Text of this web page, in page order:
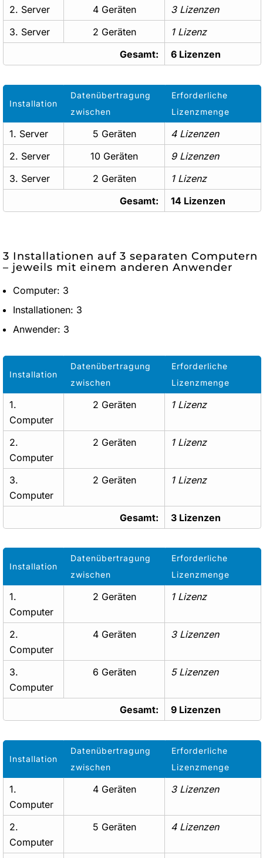
2. Server 4 Geräten
3 Lizenzen
3. Server
2 Geräten
1 Lizenz
Gesamt:
6 Lizenzen
Installation
Datenübertragung
zwischen
Erforderliche
Lizenzmenge
1. Server 5 Geräten
4 Lizenzen
2. Server
10 Geräten
9 Lizenzen
3. Server
2 Geräten
1 Lizenz
Gesamt:
14 Lizenzen
3 Installationen auf 3 separaten Computern
– jeweils mit einem anderen Anwender
Computer: 3
Installationen: 3
Anwender: 3
Installation
Datenübertragung
zwischen
Erforderliche
Lizenzmenge
1.
Computer
2 Geräten 1 Lizenz
2.
Computer
2 Geräten 1 Lizenz
3.
Computer
2 Geräten 1 Lizenz
Gesamt: 3 Lizenzen
Installation
Datenübertragung
zwischen
Erforderliche
Lizenzmenge
1.
Computer
2 Geräten 1 Lizenz
2.
Computer
4 Geräten 3 Lizenzen
3.
Computer
6 Geräten 5 Lizenzen
Gesamt: 9 Lizenzen
Installation
Datenübertragung
zwischen
Erforderliche
Lizenzmenge
1.
Computer
4 Geräten 3 Lizenzen
2.
Computer
5 Geräten 4 Lizenzen